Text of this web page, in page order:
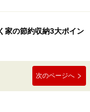
家の節約収納3大ポイン
次のページへ